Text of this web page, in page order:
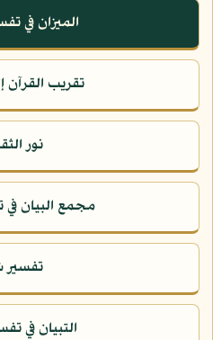
الميزان في
تقريب القرآن
نور
مجمع البيان في
تفسير
التبيان في